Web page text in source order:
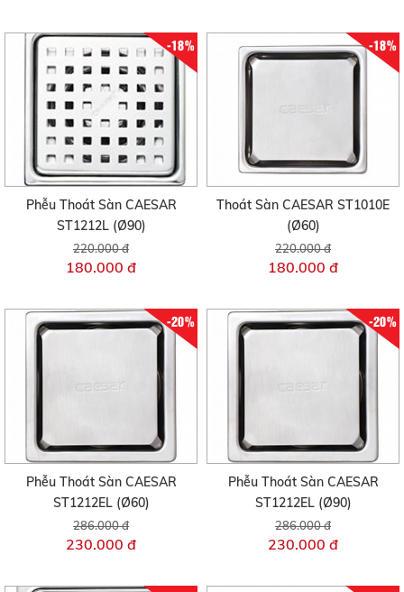
-18%
Phễu Thoát Sàn CAESAR
ST1212L (Ø90)
220.000 đ
180.000 đ
-18%
Thoát Sàn CAESAR ST1010E
(Ø60)
220.000 đ
180.000 đ
-20%
Phễu Thoát Sàn CAESAR
ST1212EL (Ø60)
286.000 đ
230.000 đ
-20%
Phễu Thoát Sàn CAESAR
ST1212EL (Ø90)
286.000 đ
230.000 đ